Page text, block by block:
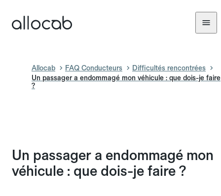
Allocab FAQ Conducteurs
Difficultés rencontrées
Un passager a endommagé mon véhicule : que dois-je faire
?
Un passager a endommagé mon
véhicule : que dois-je faire ?